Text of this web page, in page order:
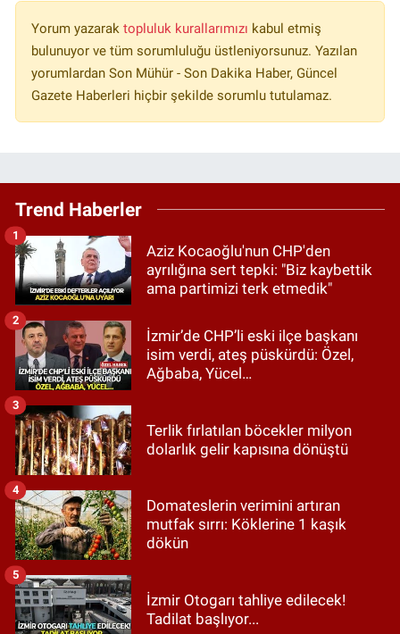
Yorum yazarak topluluk kurallarımızı kabul etmiş
bulunuyor ve tüm sorumluluğu üstleniyorsunuz. Yazılan
yorumlardan Son Mühür - Son Dakika Haber, Güncel
Gazete Haberleri hiçbir şekilde sorumlu tutulamaz.
Trend Haberler
Aziz Kocaoğlu'nun CHP'den
ayrılığına sert tepki: "Biz kaybettik
ama partimizi terk etmedik"
1
İzmir’de CHP’li eski ilçe başkanı
isim verdi, ateş püskürdü: Özel,
Ağbaba, Yücel…
2
Terlik fırlatılan böcekler milyon
dolarlık gelir kapısına dönüştü
3
Domateslerin verimini artıran
mutfak sırrı: Köklerine 1 kaşık
dökün
4
İzmir Otogarı tahliye edilecek!
Tadilat başlıyor...
5